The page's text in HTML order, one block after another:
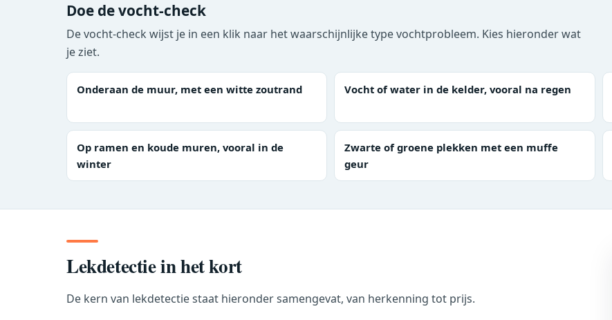
Doe de vocht-check
De vocht-check wijst je in een klik naar het waarschijnlijke type vochtprobleem. Kies hieronder wat
je ziet.
Onderaan de muur, met een witte zoutrand Vocht of water in de kelder, vooral na regen
Op ramen en koude muren, vooral in de
winter
Zwarte of groene plekken met een muffe
geur
Lekdetectie in het kort
De kern van lekdetectie staat hieronder samengevat, van herkenning tot prijs.